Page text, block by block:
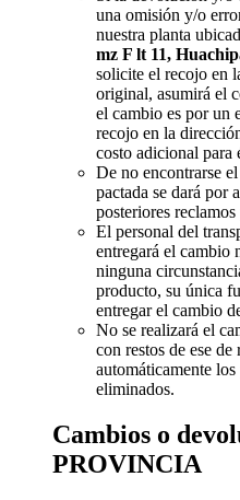
una omisión y/o
nuestra planta
mz F lt 11,
solicite el recojo en
original, asumirá el
el cambio es por un
recojo en la
costo adicional para
De no encontrarse
pactada se dará por
posteriores
El personal del
entregará el cambio
ninguna
producto, su única
entregar el cambio
No se realizará el
con restos de ese
automáticamente
eliminados.
Cambios o
PROVINCIA